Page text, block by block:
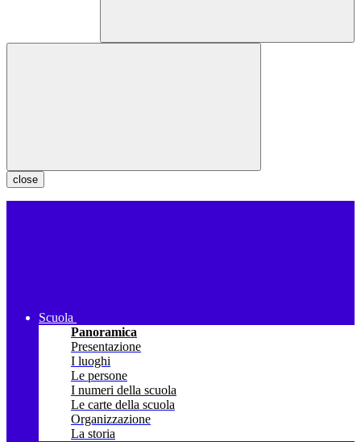
close
Scuola
Panoramica
Presentazione
I luoghi
Le persone
I numeri della scuola
Le carte della scuola
Organizzazione
La storia